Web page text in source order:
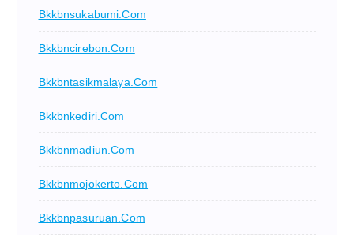
Bkkbnsukabumi.com
Bkkbncirebon.com
Bkkbntasikmalaya.com
Bkkbnkediri.com
Bkkbnmadiun.com
Bkkbnmojokerto.com
Bkkbnpasuruan.com